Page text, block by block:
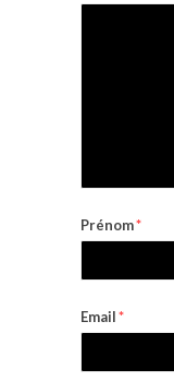
Prénom*
Email*